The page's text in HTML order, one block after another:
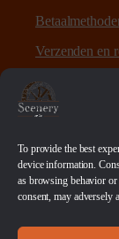
To provide the best
device information.
as browsing behavior
consent, may adversely
Verzenden en
Sitemap
Over
Scenery en Zo
scenery.